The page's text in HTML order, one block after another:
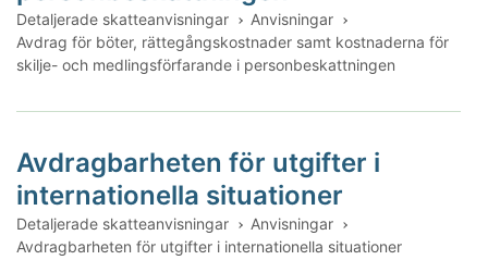
Detaljerade skatteanvisningar
Anvisningar
Avdrag för böter, rättegångskostnader samt kostnaderna för
skilje- och medlingsförfarande i personbeskattningen
Avdragbarheten för utgifter i
internationella situationer
Detaljerade skatteanvisningar
Anvisningar
Avdragbarheten för utgifter i internationella situationer